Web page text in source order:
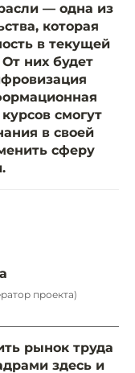
— одна из
которая
в текущей
них будет
смогут
в своей
сферу
проекта)
рынок труда
здесь и